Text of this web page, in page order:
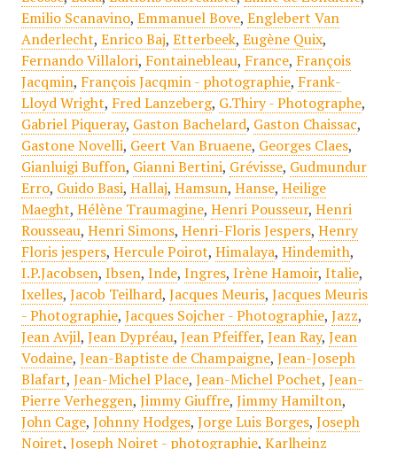
Emilio Scanavino, Emmanuel Bove, Englebert Van
Anderlecht, Enrico Baj, Etterbeek, Eugène Quix,
Fernando Villalori, Fontainebleau, France, François
Jacqmin, François Jacqmin - photographie, Frank-
Lloyd Wright, Fred Lanzeberg, G.Thiry - Photographe,
Gabriel Piqueray, Gaston Bachelard, Gaston Chaissac,
Gastone Novelli, Geert Van Bruaene, Georges Claes,
Gianluigi Buffon, Gianni Bertini, Grévisse, Gudmundur
Erro, Guido Basi, Hallaj, Hamsun, Hanse, Heilige
Maeght, Hélène Traumagine, Henri Pousseur, Henri
Rousseau, Henri Simons, Henri-Floris Jespers, Henry
Floris jespers, Hercule Poirot, Himalaya, Hindemith,
I.P.Jacobsen, Ibsen, Inde, Ingres, Irène Hamoir, Italie,
Ixelles, Jacob Teilhard, Jacques Meuris, Jacques Meuris
- Photographie, Jacques Sojcher - Photographie, Jazz,
Jean Avjil, Jean Dypréau, Jean Pfeiffer, Jean Ray, Jean
Vodaine, Jean-Baptiste de Champaigne, Jean-Joseph
Blafart, Jean-Michel Place, Jean-Michel Pochet, Jean-
Pierre Verheggen, Jimmy Giuffre, Jimmy Hamilton,
John Cage, Johnny Hodges, Jorge Luis Borges, Joseph
Noiret, Joseph Noiret - photographie, Karlheinz